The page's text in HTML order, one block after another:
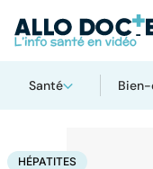
Santé
AccueilSanté Médicaments
HÉPATITES